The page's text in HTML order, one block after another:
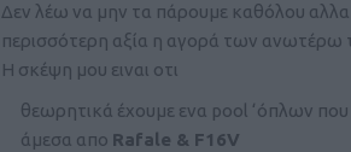
Δεν λέω να μην τα πάρουμε καθόλου αλλα
περισσότερη αξία η αγορά των ανωτέρω
Η σκέψη μου ειναι οτι
θεωρητικά έχουμε ενα pool ‘όπλων που
άμεσα απο Rafale & F16V